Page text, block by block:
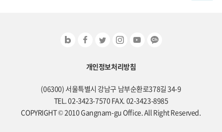
개인정보처리방침
(06300) 서울특별시 강남구 남부순환로378길 34-9
TEL. 02-3423-7570 FAX. 02-3423-8985
COPYRIGHT © 2010 Gangnam-gu Office. All Right Reserved.